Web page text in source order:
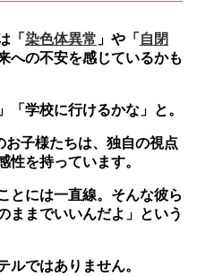
「 染色体異常 」や「 自閉
への不安を感じているかも
「学校に行けるかな」と。
お子様たちは、独自の視点
性を持っています。
とには一直線。そんな彼ら
ままでいいんだよ」という
ルではありません。